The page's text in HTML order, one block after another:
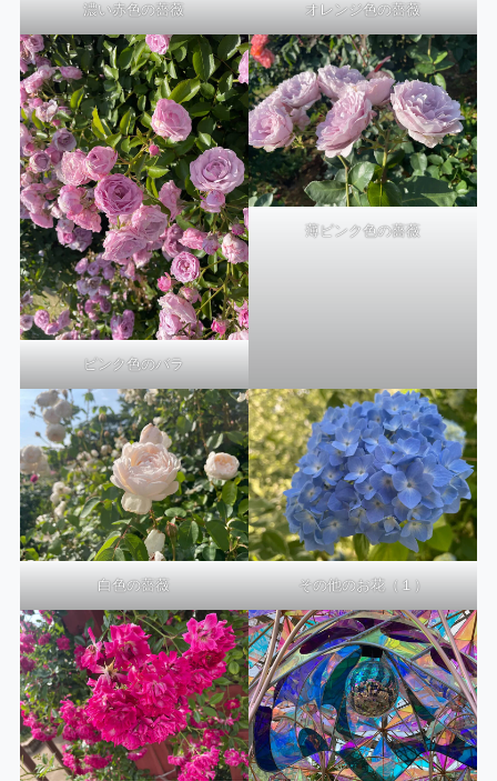
濃い赤色の薔薇 オレンジ色の薔薇
ピンク色のバラ
薄ピンク色の薔薇
白色の薔薇 その他のお花（１）